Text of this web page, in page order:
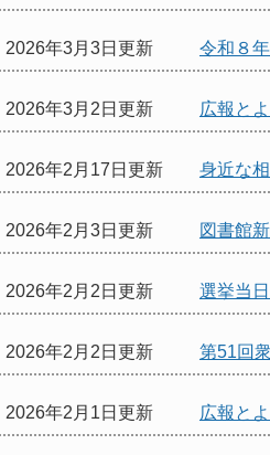
2026年3月3日更新 令和８
2026年3月2日更新 広報と
2026年2月17日更新 身近な
2026年2月3日更新 図書館
2026年2月2日更新 選挙当
2026年2月2日更新 第51回
2026年2月1日更新 広報と